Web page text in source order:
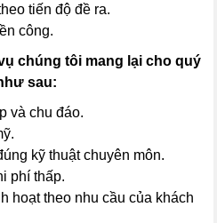
tiến độ đề ra.
công.
chúng tôi mang lại cho quý
sau:
và chu đáo.
kỹ thuật chuyên môn.
phí thấp.
hoạt theo nhu cầu của khách